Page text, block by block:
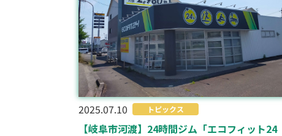
2025.07.10 トピックス
【岐阜市河渡】24時間ジム「エコフィット24